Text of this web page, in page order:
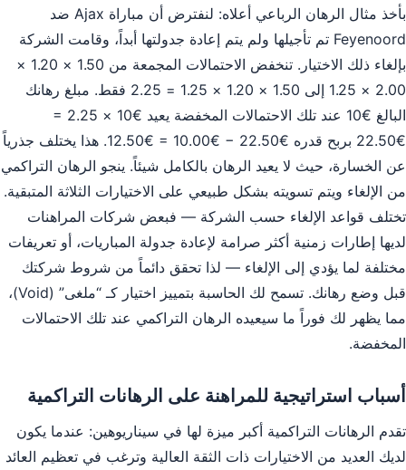
بأخذ مثال الرهان الرباعي أعلاه: لنفترض أن مباراة Ajax ضد
Feyenoord تم تأجيلها ولم يتم إعادة جدولتها أبداً، وقامت الشركة
بإلغاء ذلك الاختيار. تنخفض الاحتمالات المجمعة من 1.50 × 1.20 ×
2.00 × 1.25 إلى 1.50 × 1.20 × 1.25 = 2.25 فقط. مبلغ رهانك
البالغ €10 عند تلك الاحتمالات المخفضة يعيد €10 × 2.25 =
€22.50 بربح قدره €22.50 − €10.00 = €12.50. هذا يختلف جذرياً
عن الخسارة، حيث لا يعيد الرهان بالكامل شيئاً. ينجو الرهان التراكمي
من الإلغاء ويتم تسويته بشكل طبيعي على الاختيارات الثلاثة المتبقية.
تختلف قواعد الإلغاء حسب الشركة — فبعض شركات المراهنات
لديها إطارات زمنية أكثر صرامة لإعادة جدولة المباريات، أو تعريفات
مختلفة لما يؤدي إلى الإلغاء — لذا تحقق دائماً من شروط شركتك
قبل وضع رهانك. تسمح لك الحاسبة بتمييز اختيار كـ “ملغى” (Void)،
مما يظهر لك فوراً ما سيعيده الرهان التراكمي عند تلك الاحتمالات
المخفضة.
أسباب استراتيجية للمراهنة على الرهانات التراكمية
تقدم الرهانات التراكمية أكبر ميزة لها في سيناريوهين: عندما يكون
لديك العديد من الاختيارات ذات الثقة العالية وترغب في تعظيم العائد